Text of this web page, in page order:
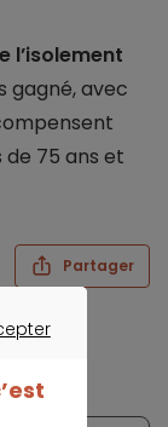
l’isolement
gagné, avec
de 75 ans et
Partager